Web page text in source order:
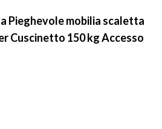
Pieghevole mobilia scaletta
Cuscinetto 150 kg Accesso